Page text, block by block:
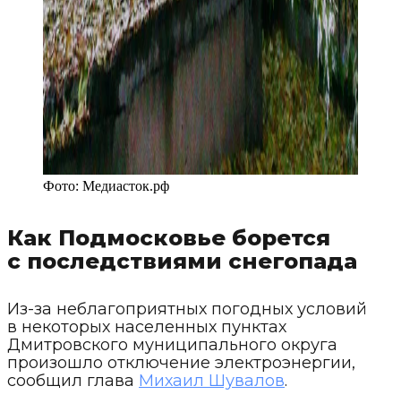
Фото: Медиасток.рф
Как Подмосковье борется
с последствиями снегопада
Из-за неблагоприятных погодных условий
в некоторых населенных пунктах
Дмитровского муниципального округа
произошло отключение электроэнергии,
сообщил глава Михаил Шувалов.